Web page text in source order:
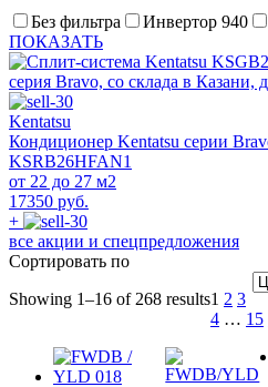
Без фильтра Инвертор 940
ПОКАЗАТЬ
Kentatsu
Кондиционер Kentatsu серии
KSRB26HFAN1
от 22 до 27 м2
17350 руб.
+
все акции и спецпредложения
Сортировать по
Showing 1–16 of 268 results1 2 3
4 … 15